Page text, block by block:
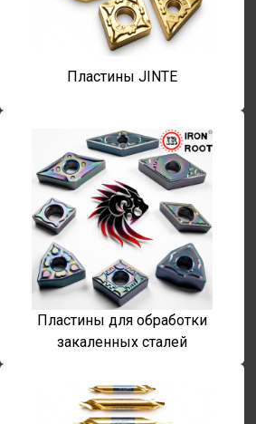
Пластины JINTE
Пластины для обработки
закаленных сталей